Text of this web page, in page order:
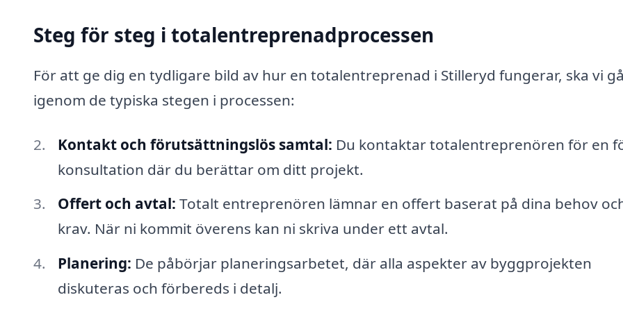
Steg för steg i totalentreprenadprocessen
För att ge dig en tydligare bild av hur en totalentreprenad i Stilleryd fungerar, ska vi gå
igenom de typiska stegen i processen:
Kontakt och förutsättningslös samtal: Du kontaktar totalentreprenören för en
konsultation där du berättar om ditt projekt.
Offert och avtal: Totalt entreprenören lämnar en offert baserat på dina behov
krav. När ni kommit överens kan ni skriva under ett avtal.
Planering: De påbörjar planeringsarbetet, där alla aspekter av byggprojekten
diskuteras och förbereds i detalj.